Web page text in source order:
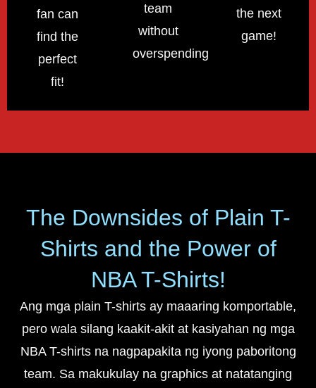
fan can
find the
perfect
fit!
team
without
overspending!
the next
game!
The Downsides of Plain T-
Shirts and the Power of
NBA T-Shirts!
Ang mga plain T-shirts ay maaaring komportable,
pero wala silang kaakit-akit at kasiyahan ng mga
NBA T-shirts na nagpapakita ng iyong paboritong
team. Sa makukulay na graphics at natatanging